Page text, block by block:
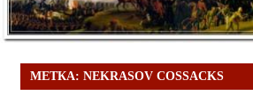
МЕТКА: NEKRASOV COSSACKS